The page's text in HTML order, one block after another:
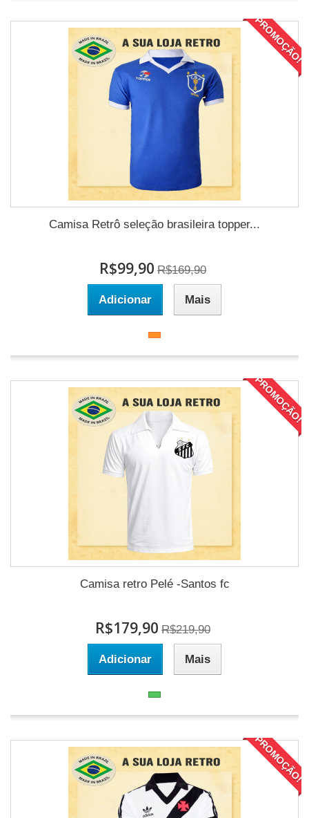
PROMOÇÃO!
Camisa Retrô seleção brasileira topper...
R$99,90 R$169,90
Adicionar Mais
PROMOÇÃO!
Camisa retro Pelé -Santos fc
R$179,90 R$219,90
Adicionar Mais
PROMOÇÃO!